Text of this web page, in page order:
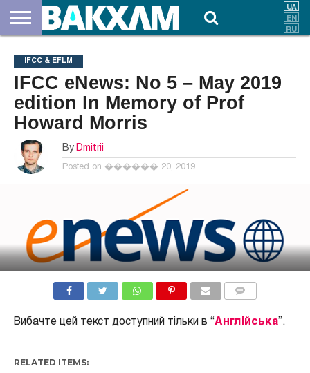
НАС
ВНЕСКИ
ДОКУМЕНТИ
НОВИНИ
КОНТАКТИ
IFCC & EFLM
IFCC eNews: No 5 – May 2019
edition In Memory of Prof
Howard Morris
By Dmitrii
Posted on ������ 20, 2019
Вибачте цей текст доступний тільки в “Англійська”.
RELATED ITEMS: